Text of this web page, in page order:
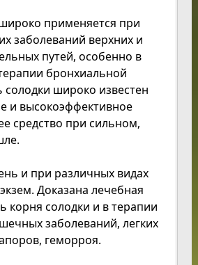
применяется при
заболеваний верхних и
путей, особенно в
бронхиальной
широко известен
и высокоэффективное
средство при сильном,
и при различных видах
Доказана лечебная
корня солодки и в терапии
заболеваний, легких
геморроя.